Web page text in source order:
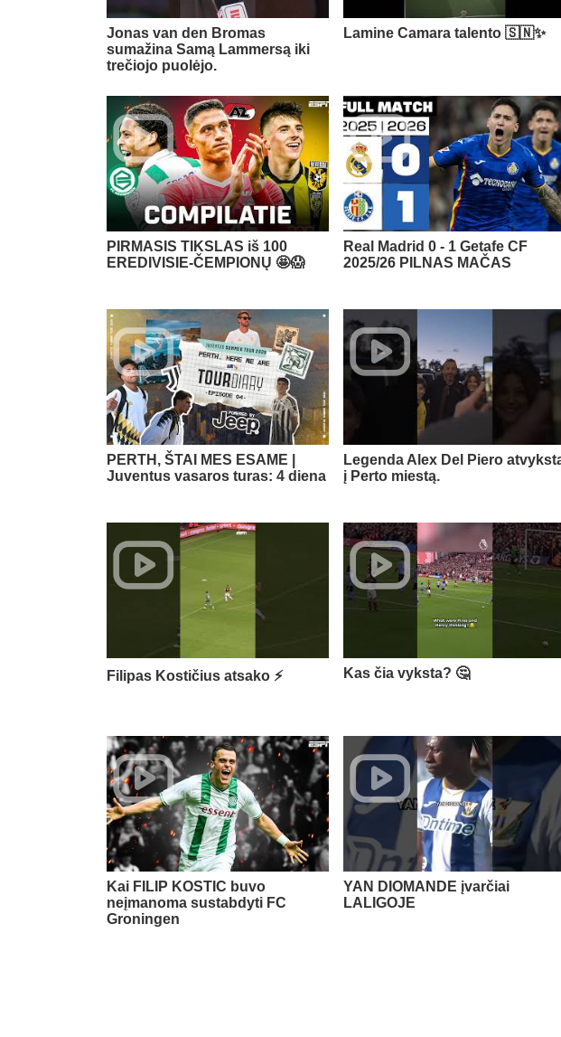
Jonas van den Bromas
sumažina Samą Lammersą iki
trečiojo puolėjo.
Lamine Camara talento 🇸🇳✨
PIRMASIS TIKSLAS iš 100
EREDIVISIE-ČEMPIONŲ 🤩😱
Real Madrid 0 - 1 Getafe CF
2025/26 PILNAS MAČAS
PERTH, ŠTAI MES ESAME |
Juventus vasaros turas: 4 diena
Legenda Alex Del Piero
į Perto miestą.
Filipas Kostičius atsako ⚡ Kas čia vyksta? 🤔
Kai FILIP KOSTIC buvo
neįmanoma sustabdyti FC
Groningen
YAN DIOMANDE įvarčiai
LALIGOJE